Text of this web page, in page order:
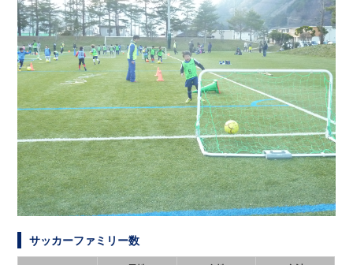
サッカーファミリー数